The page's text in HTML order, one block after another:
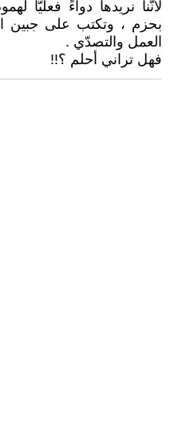
لأنّنا نريدها دواءً فعليًّا
بحزم ، وتكتب على جبين
العمل والتصدّي .
فهل تراني أحلم ؟!!